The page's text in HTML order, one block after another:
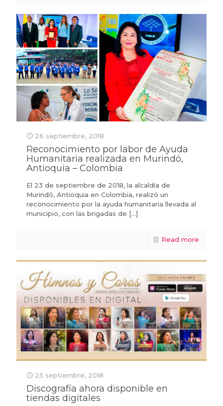
26 septiembre, 2018
Reconocimiento por labor de Ayuda
Humanitaria realizada en Murindó,
Antioquia – Colombia
El 23 de septiembre de 2018, la alcaldía de
Murindó, Antioquia en Colombia, realizó un
reconocimiento por la ayuda humanitaria llevada al
municipio, con las brigadas de […]
Read more
25 septiembre, 2018
Discografía ahora disponible en
tiendas digitales